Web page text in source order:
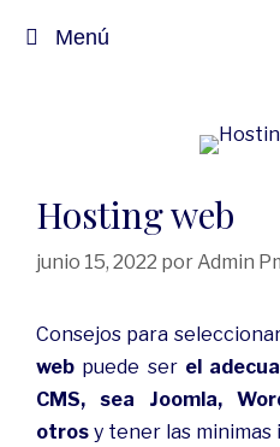
Menú
Hosting web
junio 15, 2022 porAdmin
Consejos para
web puede ser el
CMS, sea Joomla,
otros y tener las